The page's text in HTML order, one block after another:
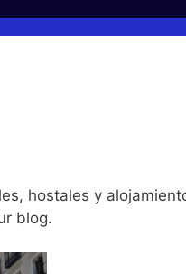
hostales y
blog.